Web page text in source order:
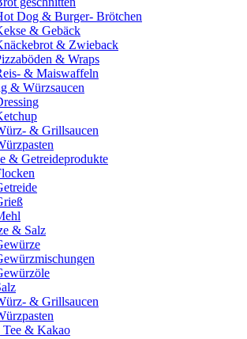
Dog & Burger- Brötchen
& Gebäck
& Zwieback
& Wraps
& Maiswaffeln
& Würzsaucen
& Grillsaucen
& Getreideprodukte
& Salz
& Grillsaucen
Tee & Kakao